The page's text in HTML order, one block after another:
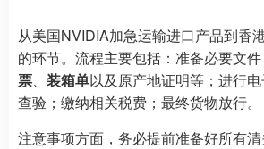
从美国NVIDIA加急运输进口产品到香
的环节。流程主要包括：准备必要文
票、 装箱单以及原产地证明等；进行
查验；缴纳相关税费；最终货物放行。
注意事项方面，务必提前准备好所有